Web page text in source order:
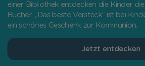
einer Bibliothek entdecken die Kinder
Bücher. „Das beste Versteck“ ist bei
ein schönes Geschenk zur Kommunion.
Jetzt entdecken